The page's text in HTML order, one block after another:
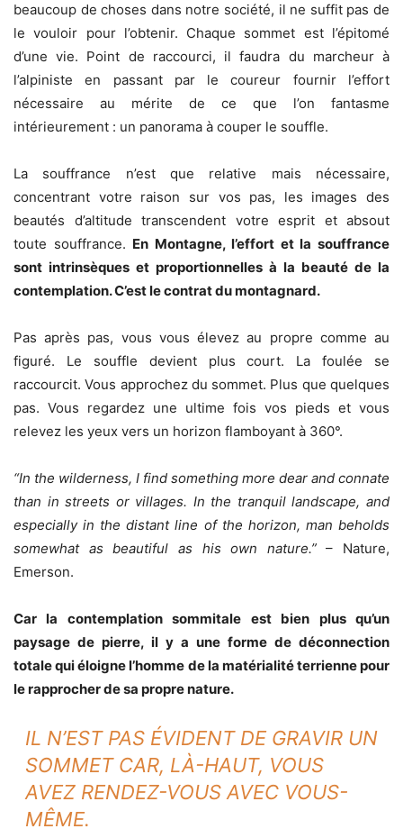
beaucoup de choses dans notre société, il ne suffit pas de
le vouloir pour l’obtenir. Chaque sommet est l’épitomé
d’une vie. Point de raccourci, il faudra du marcheur à
l’alpiniste en passant par le coureur fournir l’effort
nécessaire au mérite de ce que l’on fantasme
intérieurement : un panorama à couper le souffle.
La souffrance n’est que relative mais nécessaire,
concentrant votre raison sur vos pas, les images des
beautés d’altitude transcendent votre esprit et absout
toute souffrance. En Montagne, l’effort et la souffrance
sont intrinsèques et proportionnelles à la beauté de la
contemplation. C’est le contrat du montagnard.
Pas après pas, vous vous élevez au propre comme au
figuré. Le souffle devient plus court. La foulée se
raccourcit. Vous approchez du sommet. Plus que quelques
pas. Vous regardez une ultime fois vos pieds et vous
relevez les yeux vers un horizon flamboyant à 360°.
“In the wilderness, I find something more dear and connate
than in streets or villages. In the tranquil landscape, and
especially in the distant line of the horizon, man beholds
somewhat as beautiful as his own nature.”– Nature,
Emerson.
Car la contemplation sommitale est bien plus qu’un
paysage de pierre, il y a une forme de déconnection
totale qui éloigne l’homme de la matérialité terrienne pour
le rapprocher de sa propre nature.
IL N’EST PAS ÉVIDENT DE GRAVIR UN
SOMMET CAR, LÀ-HAUT, VOUS
AVEZ RENDEZ-VOUS AVEC VOUS-
MÊME.